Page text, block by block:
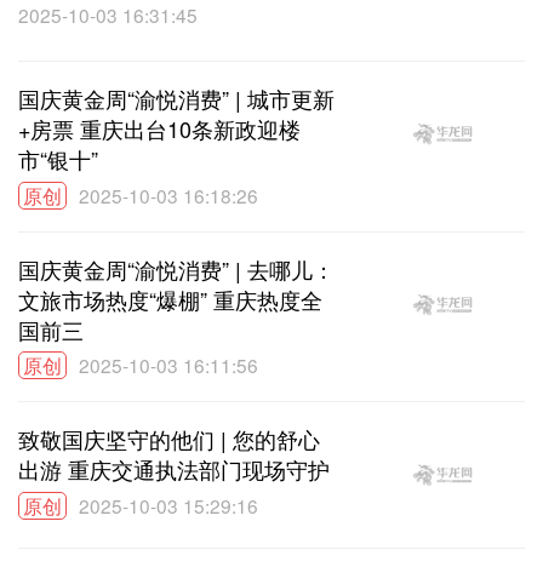
2025-10-03 16:31:45
国庆黄金周“渝悦消费” | 城市更新
+房票 重庆出台10条新政迎楼
市“银十”
原创 2025-10-03 16:18:26
国庆黄金周“渝悦消费” | 去哪儿：
文旅市场热度“爆棚” 重庆热度全
国前三
原创 2025-10-03 16:11:56
致敬国庆坚守的他们 | 您的舒心
出游 重庆交通执法部门现场守护
原创 2025-10-03 15:29:16